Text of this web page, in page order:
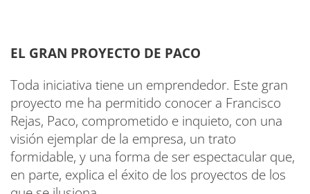
EL GRAN PROYECTO DE PACO
Toda iniciativa tiene un emprendedor. Este gran
proyecto me ha permitido conocer a Francisco
Rejas, Paco, comprometido e inquieto, con una
visión ejemplar de la empresa, un trato
formidable, y una forma de ser espectacular que,
en parte, explica el éxito de los proyectos de los